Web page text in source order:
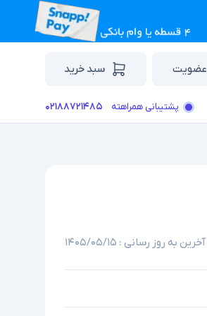
عضویت سبد خرید
پشتیبانی همراهته ۰۲۱۸۸۷۲۱۴۸۵
آخرین به روز رسانی : ۱۴۰۵/۰۵/۱۵